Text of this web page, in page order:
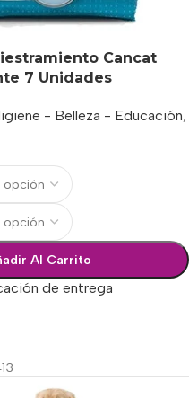
Cancat
7 Unidades
- Belleza - Educación,
Al Carrito
de entrega